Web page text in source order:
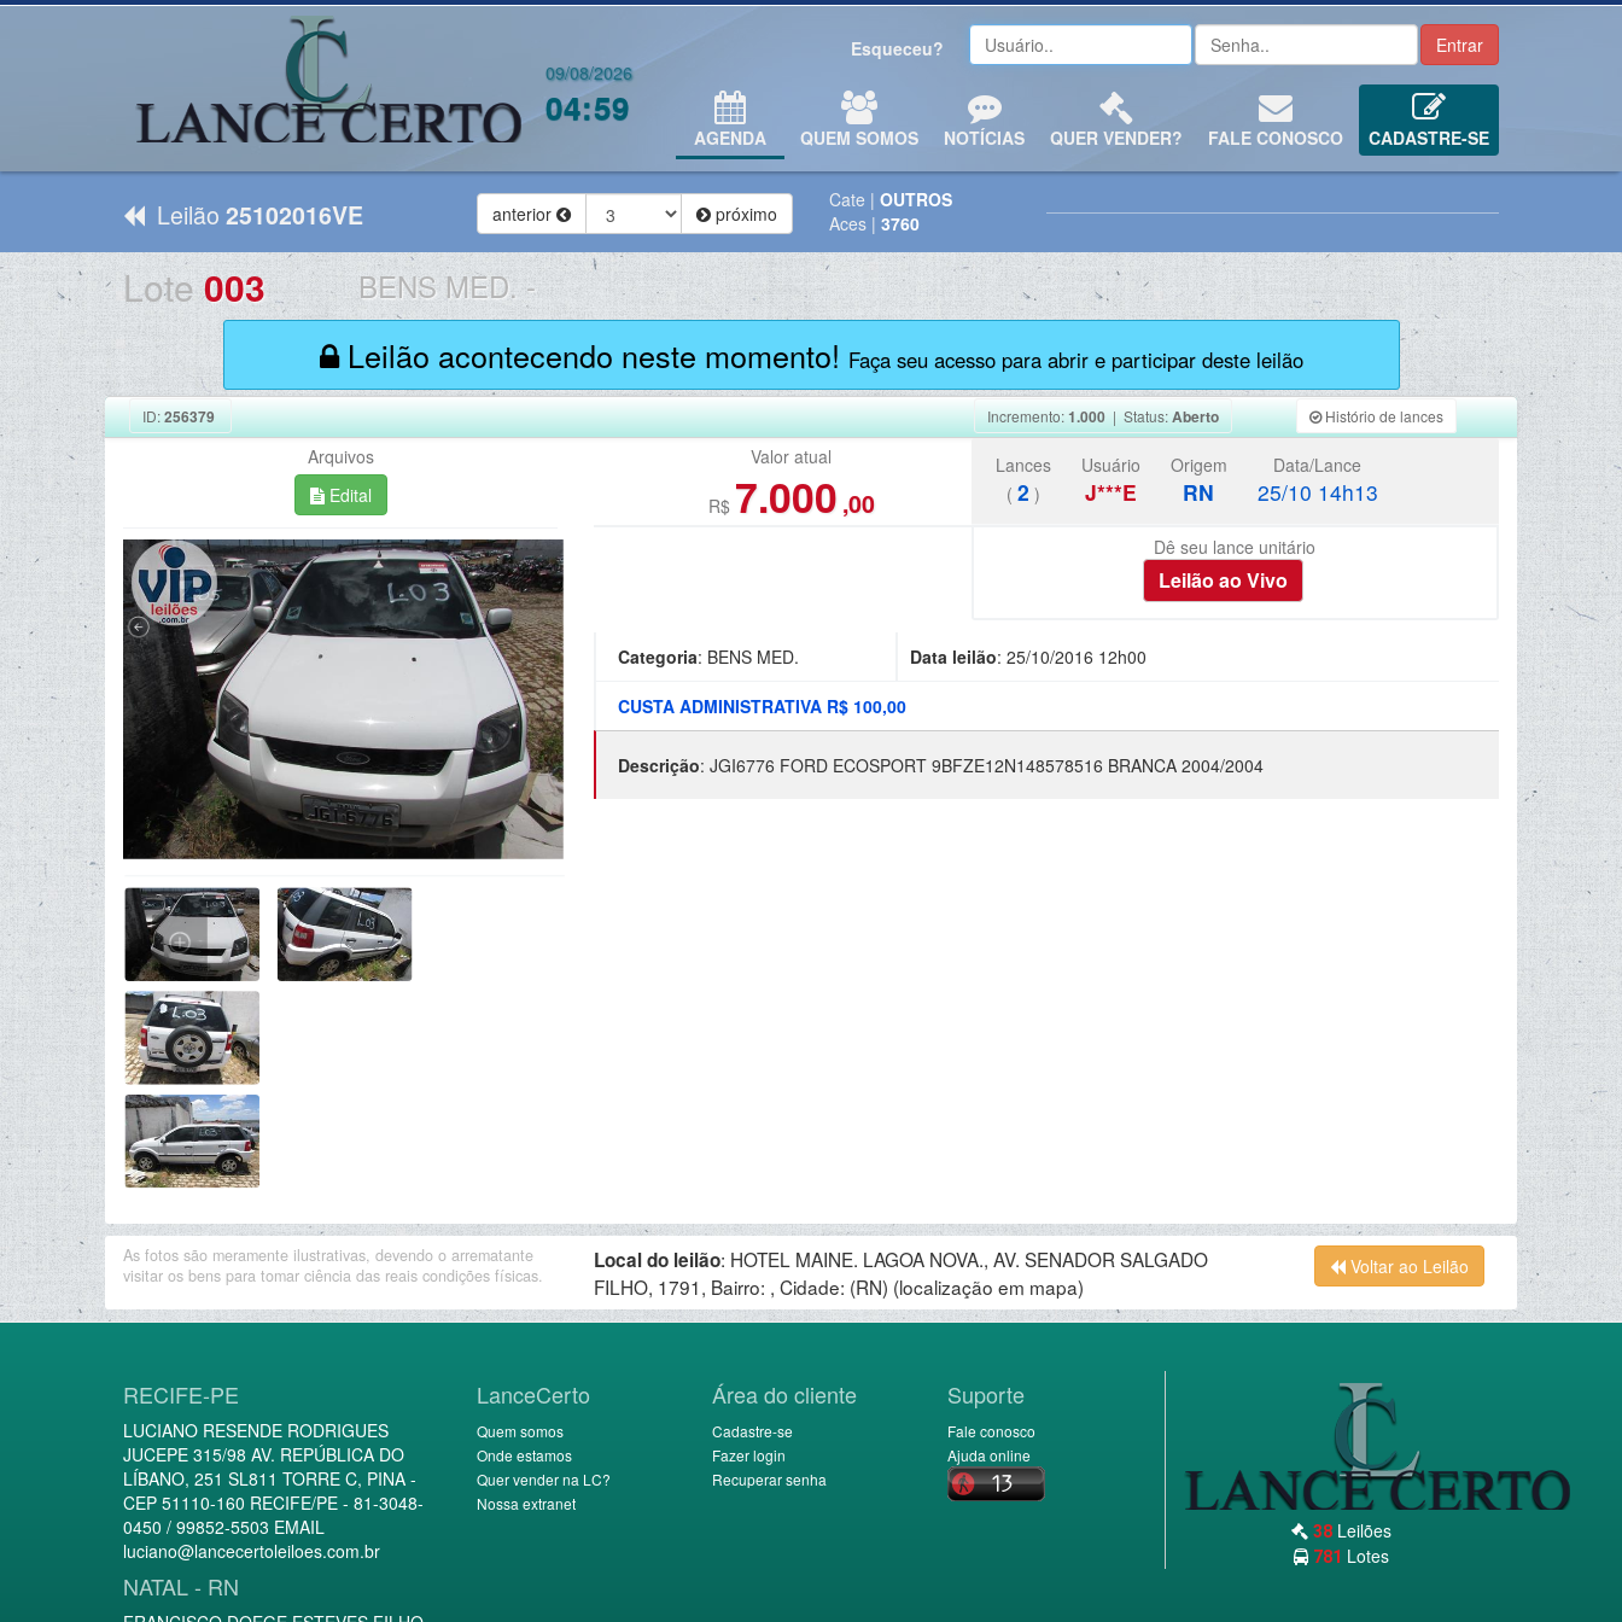
09/08/2026
04:59
Esqueceu?
AGENDA QUEM SOMOS NOTÍCIAS QUER VENDER? FALE CONOSCO CADASTRE-SE
Leilão 25102016VE anterior próximo
Cate | OUTROS
Aces | 3760
Lote003 BENS MED. -
Leilão acontecendo neste momento! Faça seu acesso para abrir e participar deste leilão
ID:256379 Incremento:1.000| Status:Aberto Histório de lances
Arquivos
Edital
Valor atual
R$ 7.000 ,00
Lances
( 2 )
Usuário
J***E
Origem
RN
Data/Lance
25/10 14h13
Dê seu lance unitário
Categoria: BENS MED. Data leilão: 25/10/2016 12h00
CUSTA ADMINISTRATIVA R$ 100,00
Descrição: JGI6776 FORD ECOSPORT 9BFZE12N148578516 BRANCA 2004/2004
As fotos são meramente ilustrativas, devendo o arrematante
visitar os bens para tomar ciência das reais condições físicas.
Local do leilão: HOTEL MAINE. LAGOA NOVA., AV. SENADOR SALGADO
FILHO, 1791, Bairro: , Cidade: (RN) (localização em mapa)
Voltar ao Leilão
RECIFE-PE
LUCIANO RESENDE RODRIGUES
JUCEPE 315/98 AV. REPÚBLICA DO
LÍBANO, 251 SL811 TORRE C, PINA -
CEP 51110-160 RECIFE/PE - 81-3048-
0450 / 99852-5503 EMAIL
luciano@lancecertoleiloes.com.br
NATAL - RN
LanceCerto
Quem somos
Onde estamos
Quer vender na LC?
Nossa extranet
Área do cliente
Cadastre-se
Fazer login
Recuperar senha
Suporte
Fale conosco
Ajuda online
38Leilões
781 Lotes